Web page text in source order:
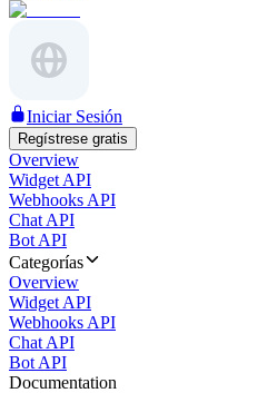
Iniciar Sesión
Regístrese gratis
Overview
Widget API
Webhooks API
Chat API
Bot API
Categorías
Overview
Widget API
Webhooks API
Chat API
Bot API
Documentation